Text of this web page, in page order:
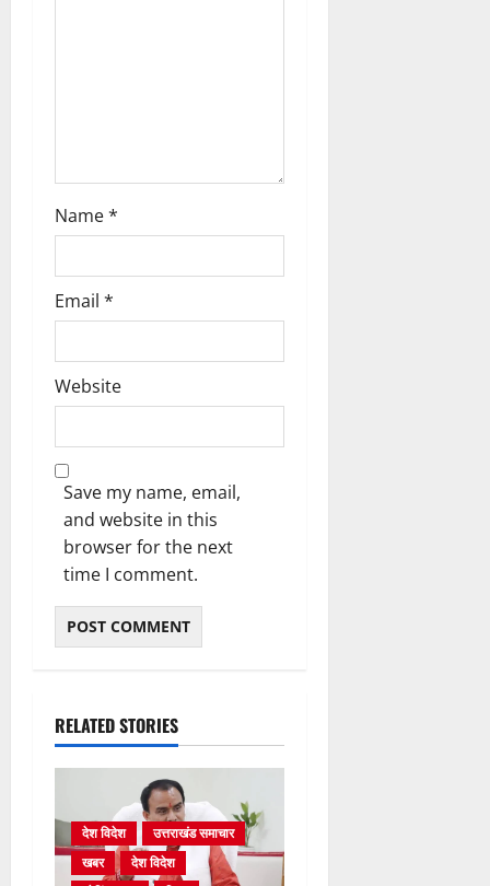
Name*
Email *
Website
Save my name, email,
and website in this
browser for the next
time I comment.
RELATED STORIES
देश विदेश
उत्तराखंड समाचार
खबर
देश विदेश